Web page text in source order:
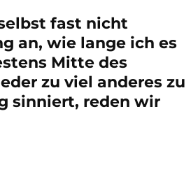
fast nicht
an, wie lange ich es
Mitte des
zu viel anderes zu
sinniert, reden wir